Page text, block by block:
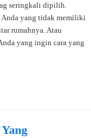
seringkali dipilih.
Anda yang tidak memiliki
rumahnya. Atau
yang ingin cara yang